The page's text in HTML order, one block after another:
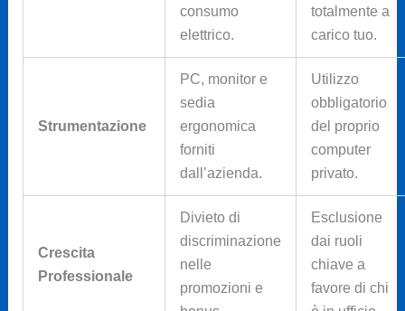
consumo
elettrico.
totalmente a
carico tuo.
Strumentazione
PC, monitor e
sedia
ergonomica
forniti
dall’azienda.
Utilizzo
obbligatorio
del proprio
computer
privato.
Crescita
Professionale
Divieto di
discriminazione
nelle
promozioni e
Esclusione
dai ruoli
chiave a
favore di chi